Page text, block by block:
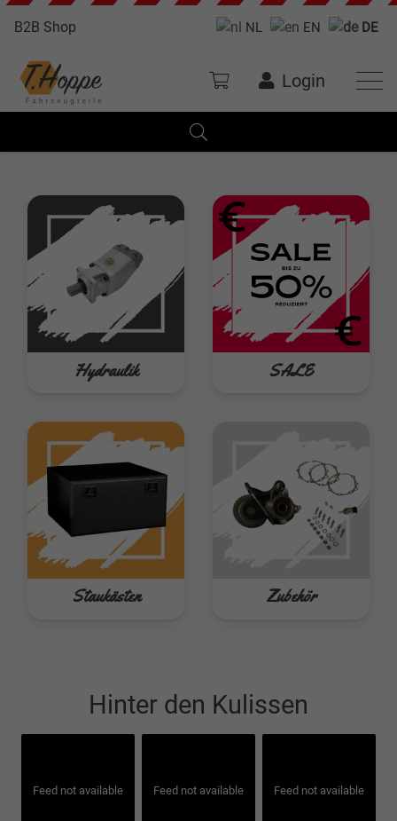
B2B Shop NL EN DE
Login
Hydraulik SALE
Staukästen Zubehör
Hinter den Kulissen
Feed not available Feed not available Feed not available